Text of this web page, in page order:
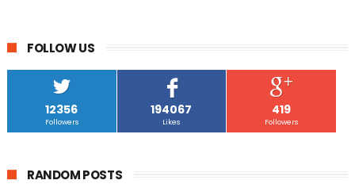
FOLLOW US
12356
Followers
194067
Likes
419
Followers
RANDOM POSTS